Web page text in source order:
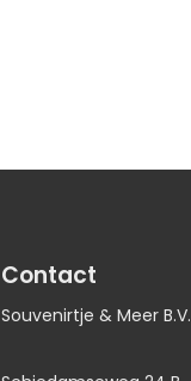
Contact
Souvenirtje & Meer B.V.